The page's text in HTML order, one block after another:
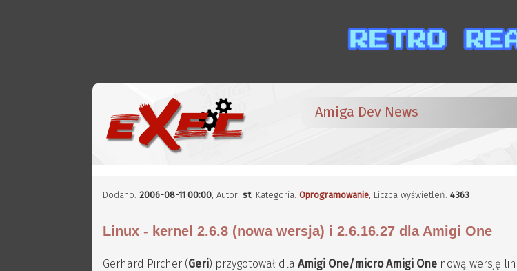
Amiga Dev News
Dodano:2006-08-11 00:00,Autor:st, Kategoria:Oprogramowanie, Liczba wyświetleń:4363
Linux - kernel 2.6.8 (nowa wersja) i 2.6.16.27 dla Amigi One
Gerhard Pircher (Geri) przygotował dlaAmigi One/micro Amigi One nową wersję